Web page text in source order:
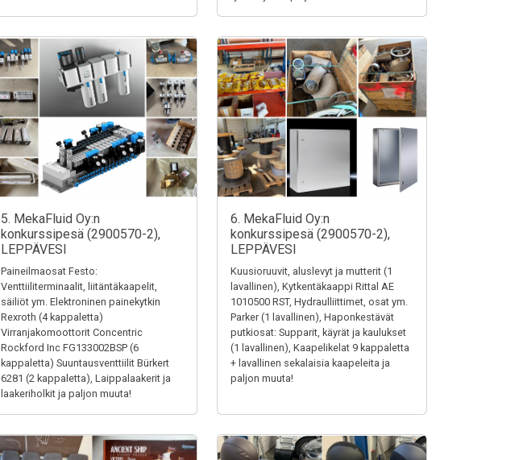
5. MekaFluid Oy:n
konkurssipesä (2900570-2),
LEPPÄVESI
Paineilmaosat Festo:
Venttiiliterminaalit, liitäntäkaapelit,
säiliöt ym. Elektroninen painekytkin
Rexroth (4 kappaletta)
Virranjakomoottorit Concentric
Rockford Inc FG133002BSP (6
kappaletta) Suuntausventtiilit Bürkert
6281 (2 kappaletta), Laippalaakerit ja
laakeriholkit ja paljon muuta!
6. MekaFluid Oy:n
konkurssipesä (2900570-2),
LEPPÄVESI
Kuusioruuvit, aluslevyt ja mutterit (1
lavallinen), Kytkentäkaappi Rittal AE
1010500 RST, Hydraulliittimet, osat ym.
Parker (1 lavallinen), Haponkestävät
putkiosat: Supparit, käyrät ja kaulukset
(1 lavallinen), Kaapelikelat 9 kappaletta
+ lavallinen sekalaisia kaapeleita ja
paljon muuta!